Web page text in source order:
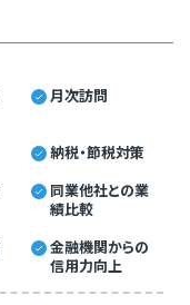
月次訪問
納税・節税対策
同業他社との業
績比較
金融機関からの
信用力向上